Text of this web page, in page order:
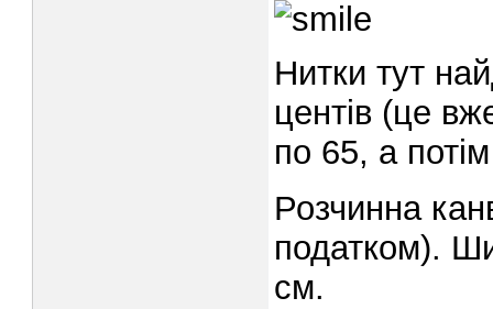
Нитки тут
центів (це
по 65, а
Розчинна
податком).
см.